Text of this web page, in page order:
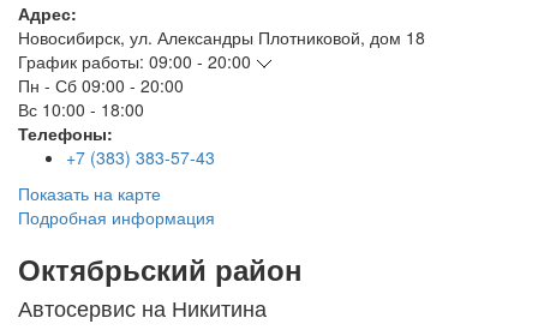
Адрес:
Новосибирск, ул. Александры Плотниковой, дом 18
График работы: 09:00 - 20:00
Пн - Сб 09:00 - 20:00
Вс 10:00 - 18:00
Телефоны:
+7 (383) 383-57-43
Показать на карте
Подробная информация
Октябрьский район
Автосервис на Никитина